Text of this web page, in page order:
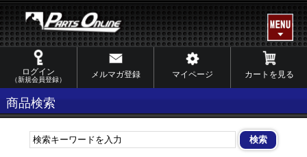
ログイン
（新規会員登録）
メルマガ登録 マイページ カートを見る
商品検索